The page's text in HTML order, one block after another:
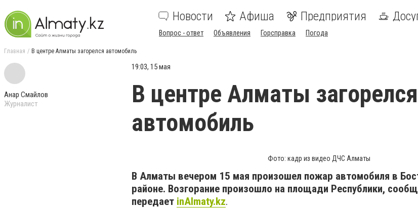
Новости Афиша Предприятия
Вопрос - ответ Объявления Горсправка Погода
Главная В центре Алматы загорелся автомобиль
Анар Смайлов
Журналист
19:03, 15 мая
В центре Алматы загорелся
автомобиль
Фото: кадр из видео ДЧС Алматы
В Алматы вечером 15 мая произошел пожар автомобиля в
районе. Возгорание произошло на площади Республики,
передает inAlmaty.kz.